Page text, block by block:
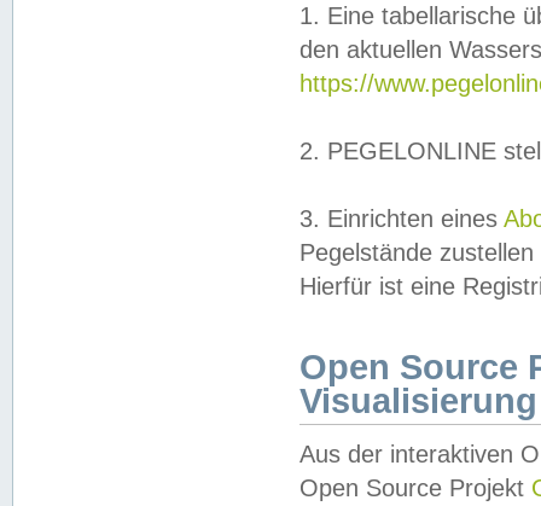
1. Eine tabellarische
den aktuellen
https://
2. PEGELONLINE
3. Einrichten eines
Pegelstände
Hierfür ist eine
Open Source
Visualisierung
Aus der interaktiven
Open Source Projekt